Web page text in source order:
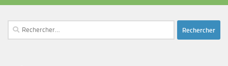
Rechercher :